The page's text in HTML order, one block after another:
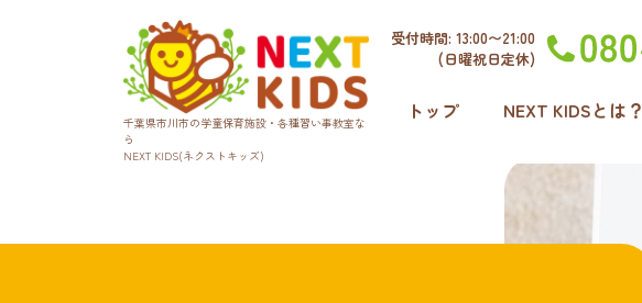
千葉県市川市の学童保育施設・各種習い事教室な
ら
NEXT KIDS(ネクストキッズ)
受付時間: 13:00〜21:00
(日曜祝日定休)
トップ NEXT KIDSとは？